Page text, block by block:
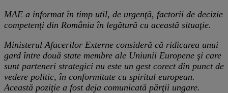
MAE a informat în timp util, de urgenţă, factorii de decizie
competenți din România în legătură cu această situaţie.
Ministerul Afacerilor Externe consideră că ridicarea unui
gard între două state membre ale Uniunii Europene şi care
sunt parteneri strategici nu este un gest corect din punct de
vedere politic, în conformitate cu spiritul european.
Această poziţie a fost deja comunicată părţii ungare.